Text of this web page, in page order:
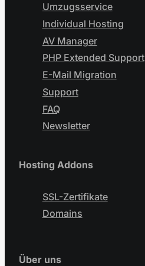
Umzugsservice
Individual Hosting
AV Manager
PHP Extended Support
E-Mail Migration
Support
FAQ
Newsletter
Hosting Addons
SSL-Zertifikate
Domains
Über uns